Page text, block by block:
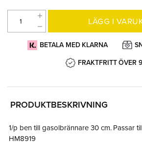
LÄGG I
BETALA MED KLARNA
FRAKTFRITT ÖVER
PRODUKTBESKRIVNING
1/p ben till gasolbrännare 30 cm. Passar
HM8919